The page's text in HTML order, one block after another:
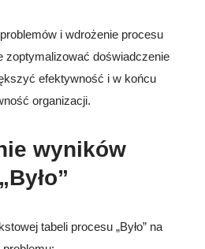
i wdrożenie procesu
zoptymalizować doświadczenie
efektywność i w końcu
organizacji.
wyników
tabeli procesu „Było” na